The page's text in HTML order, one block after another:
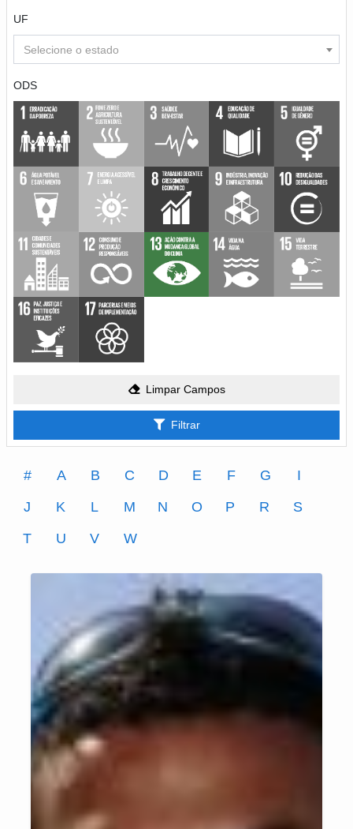
UF
Selecione o estado
ODS
Limpar Campos
Filtrar
# A B C D E F G
I
J
K L M N O P R
S
T
U V W